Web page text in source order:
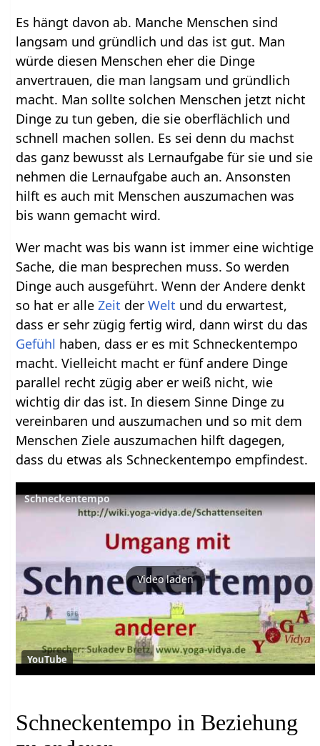
Es hängt davon ab. Manche Menschen sind
langsam und gründlich und das ist gut. Man
würde diesen Menschen eher die Dinge
anvertrauen, die man langsam und gründlich
macht. Man sollte solchen Menschen jetzt nicht
Dinge zu tun geben, die sie oberflächlich und
schnell machen sollen. Es sei denn du machst
das ganz bewusst als Lernaufgabe für sie und sie
nehmen die Lernaufgabe auch an. Ansonsten
hilft es auch mit Menschen auszumachen was
bis wann gemacht wird.
Wer macht was bis wann ist immer eine wichtige
Sache, die man besprechen muss. So werden
Dinge auch ausgeführt. Wenn der Andere denkt
so hat er alleZeit derWelt und du erwartest,
dass er sehr zügig fertig wird, dann wirst du das
Gefühl haben, dass er es mit Schneckentempo
macht. Vielleicht macht er fünf andere Dinge
parallel recht zügig aber er weiß nicht, wie
wichtig dir das ist. In diesem Sinne Dinge zu
vereinbaren und auszumachen und so mit dem
Menschen Ziele auszumachen hilft dagegen,
dass du etwas als Schneckentempo empfindest.
Schneckentempo
Video laden
YouTube
Schneckentempo in Beziehung